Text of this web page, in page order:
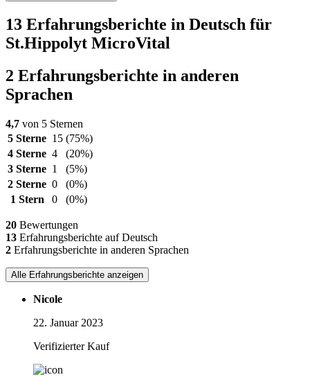
13 Erfahrungsberichte in Deutsch für
St.Hippolyt MicroVital
2 Erfahrungsberichte in anderen
Sprachen
4,7 von 5 Sternen
5 Sterne 15 (75%)
4 Sterne 4
(20%)
3 Sterne 1
(5%)
2 Sterne 0
(0%)
1 Stern
0 (0%)
20 Bewertungen
13 Erfahrungsberichte auf Deutsch
2 Erfahrungsberichte in anderen Sprachen
Alle Erfahrungsberichte anzeigen
Nicole
22. Januar 2023
Verifizierter Kauf